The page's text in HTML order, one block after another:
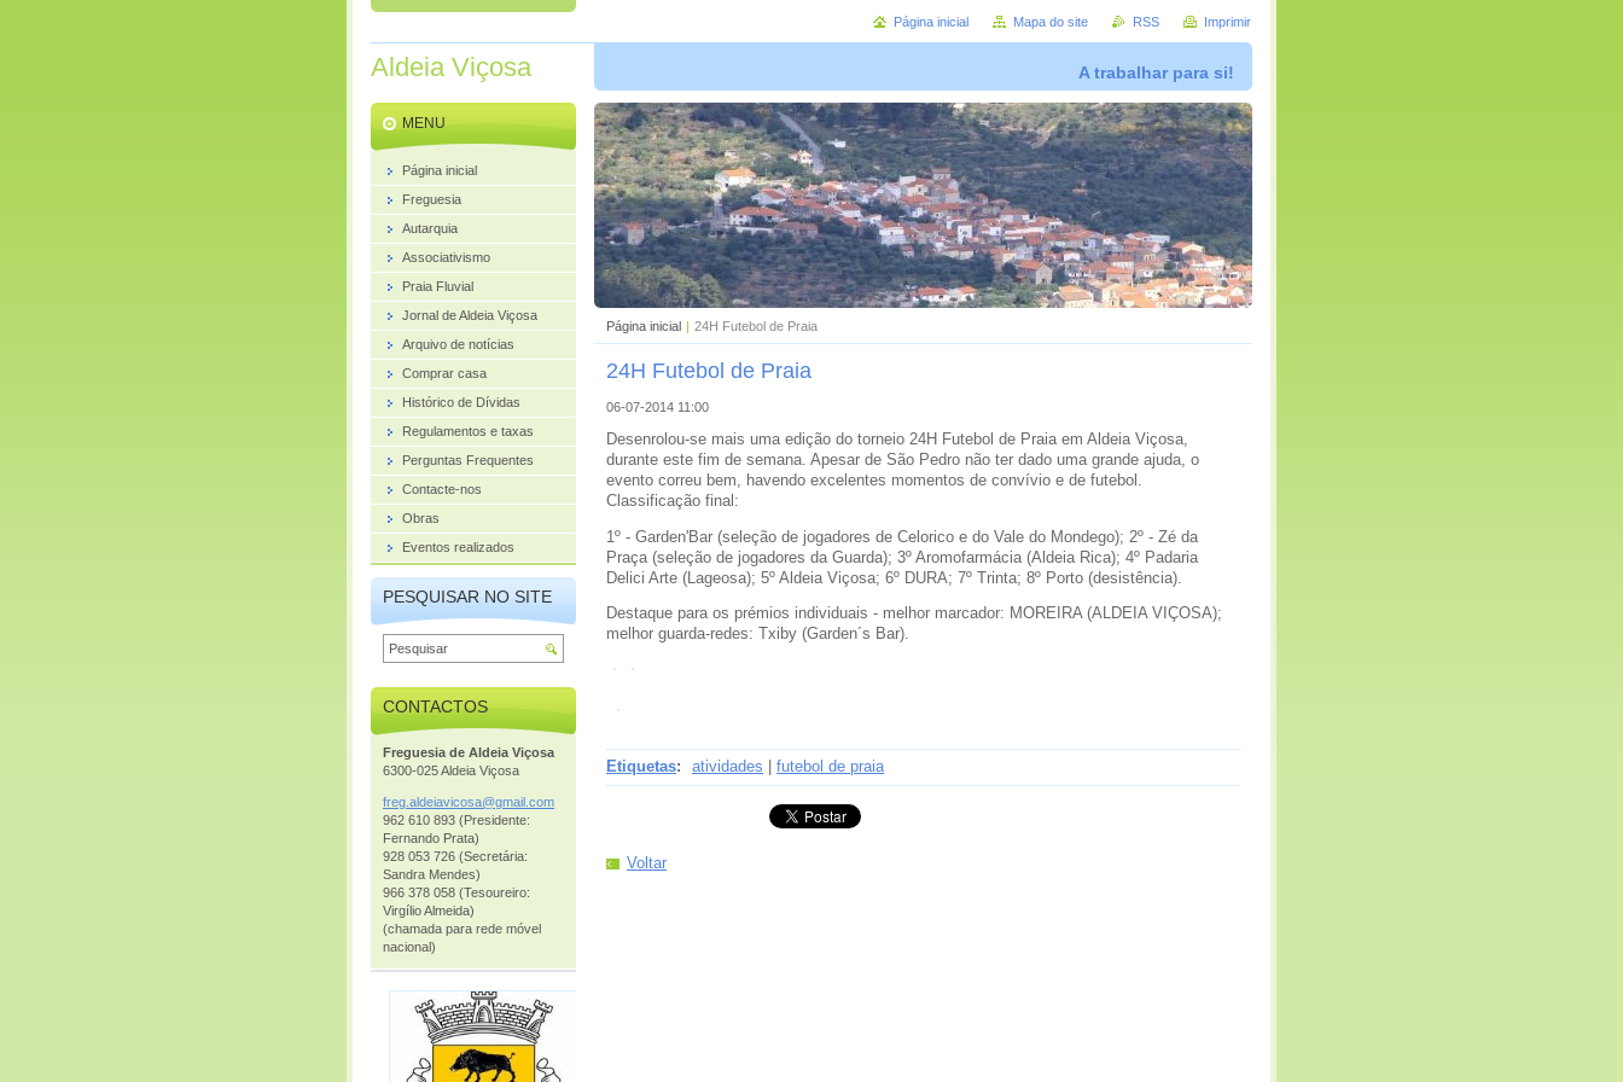
Aldeia Viçosa A trabalhar para si!
Página inicial | 24H Futebol de Praia
24H Futebol de Praia
06-07-2014 11:00
Desenrolou-se mais uma edição do torneio 24H Futebol de Praia em Aldeia Viçosa,
durante este fim de semana. Apesar de São Pedro não ter dado uma grande ajuda, o
evento correu bem, havendo excelentes momentos de convívio e de futebol.
Classificação final:
1º - Garden'Bar (seleção de jogadores de Celorico e do Vale do Mondego); 2º - Zé da
Praça (seleção de jogadores da Guarda); 3º Aromofarmácia (Aldeia Rica); 4º Padaria
Delici Arte (Lageosa); 5º Aldeia Viçosa; 6º DURA; 7º Trinta; 8º Porto (desistência).
Destaque para os prémios individuais - melhor marcador: MOREIRA (ALDEIA VIÇOSA);
melhor guarda-redes: Txiby (Garden´s Bar).
Etiquetas: atividades | futebol de praia
Voltar
MENU
Página inicial
Freguesia
Autarquia
Associativismo
Praia Fluvial
Jornal de Aldeia Viçosa
Arquivo de notícias
Comprar casa
Histórico de Dívidas
Regulamentos e taxas
Perguntas Frequentes
Contacte-nos
Obras
Eventos realizados
PESQUISAR NO SITE
CONTACTOS
Freguesia de Aldeia Viçosa
6300-025 Aldeia Viçosa
freg.aldeiavicosa@gmail. com
962 610 893 (Presidente:
Fernando Prata)
928 053 726 (Secretária:
Sandra Mendes)
966 378 058 (Tesoureiro:
Virgílio Almeida)
(chamada para rede móvel
nacional)
Página inicial Mapa do site RSS Imprimir